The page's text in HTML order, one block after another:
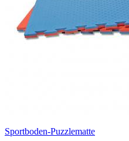
Sportboden-Puzzlematte